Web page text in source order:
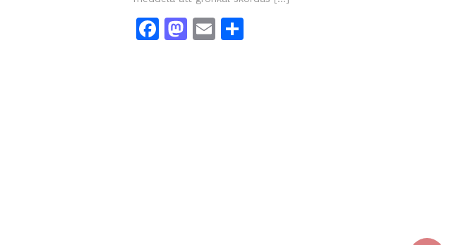
Facebook
Mastodon
EmailDela